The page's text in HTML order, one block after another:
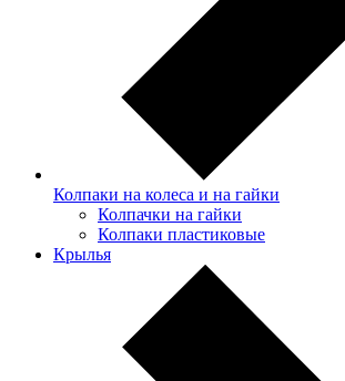
Колпаки на колеса и на гайки
Колпачки на гайки
Колпаки пластиковые
Крылья